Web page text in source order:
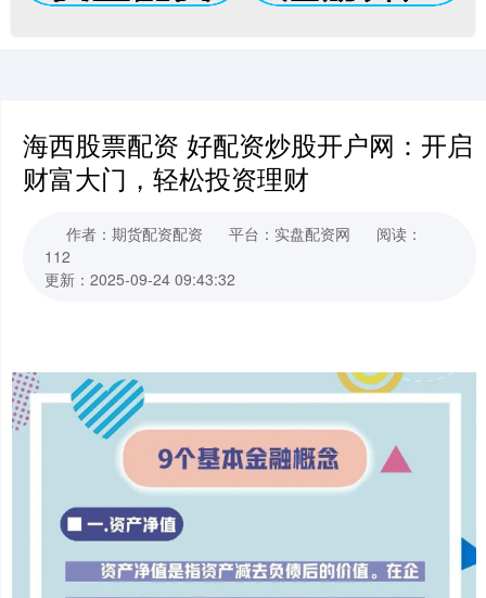
海西股票配资 好配资炒股开户网：开启
财富大门，轻松投资理财
作者：期货配资配资 平台：实盘配资网
阅读：
112
更新：2025-09-24 09:43:32